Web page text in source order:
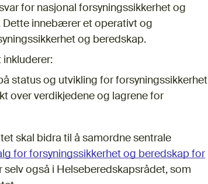
for nasjonal forsyningssikkerhet og
Dette innebærer et operativt og
og beredskap.
inkluderer:
status og utvikling for forsyningssikkerhet
over verdikjedene og lagrene for
skal bidra til å samordne sentrale
for forsyningssikkerhet og beredskap for
selv også i Helseberedskapsrådet, som